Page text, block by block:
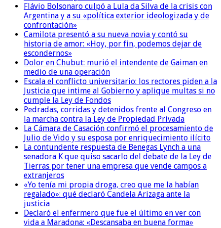
Flávio Bolsonaro culpó a Lula da Silva de la crisis con
Argentina y a su «política exterior ideologizada y de
confrontación»
Camilota presentó a su nueva novia y contó su
historia de amor: «Hoy, por fin, podemos dejar de
escondernos»
Dolor en Chubut: murió el intendente de Gaiman en
medio de una operación
Escala el conflicto universitario: los rectores piden a la
Justicia que intime al Gobierno y aplique multas si no
cumple la Ley de Fondos
Pedradas, corridas y detenidos frente al Congreso en
la marcha contra la Ley de Propiedad Privada
La Cámara de Casación confirmó el procesamiento de
Julio de Vido y su esposa por enriquecimiento ilícito
La contundente respuesta de Benegas Lynch a una
senadora K que quiso sacarlo del debate de la Ley de
Tierras por tener una empresa que vende campos a
extranjeros
«Yo tenía mi propia droga, creo que me la habían
regalado»: qué declaró Candela Arizaga ante la
justicia
Declaró el enfermero que fue el último en ver con
vida a Maradona: «Descansaba en buena forma»